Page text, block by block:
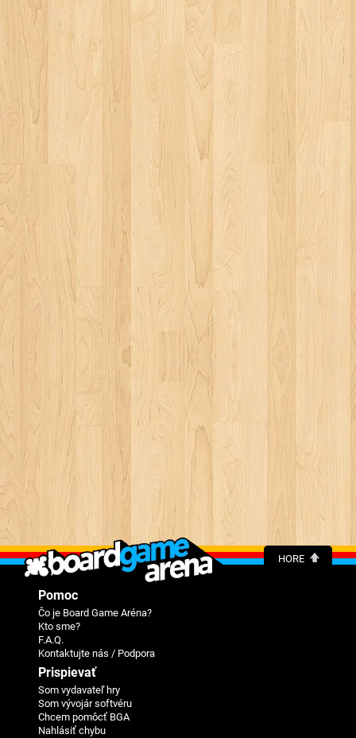
HORE
Pomoc
Čo je Board Game Aréna?
Kto sme?
F.A.Q.
Kontaktujte nás / Podpora
Prispievať
Som vydavateľ hry
Som vývojár softvéru
Chcem pomôcť BGA
Nahlásiť chybu